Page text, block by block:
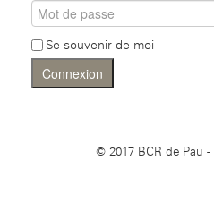
Se souvenir de moi
Connexion
© 2017 BCR de Pau -